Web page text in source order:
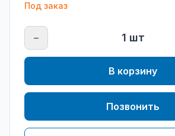
Под заказ
− 1 шт
В корзину
Позвонить